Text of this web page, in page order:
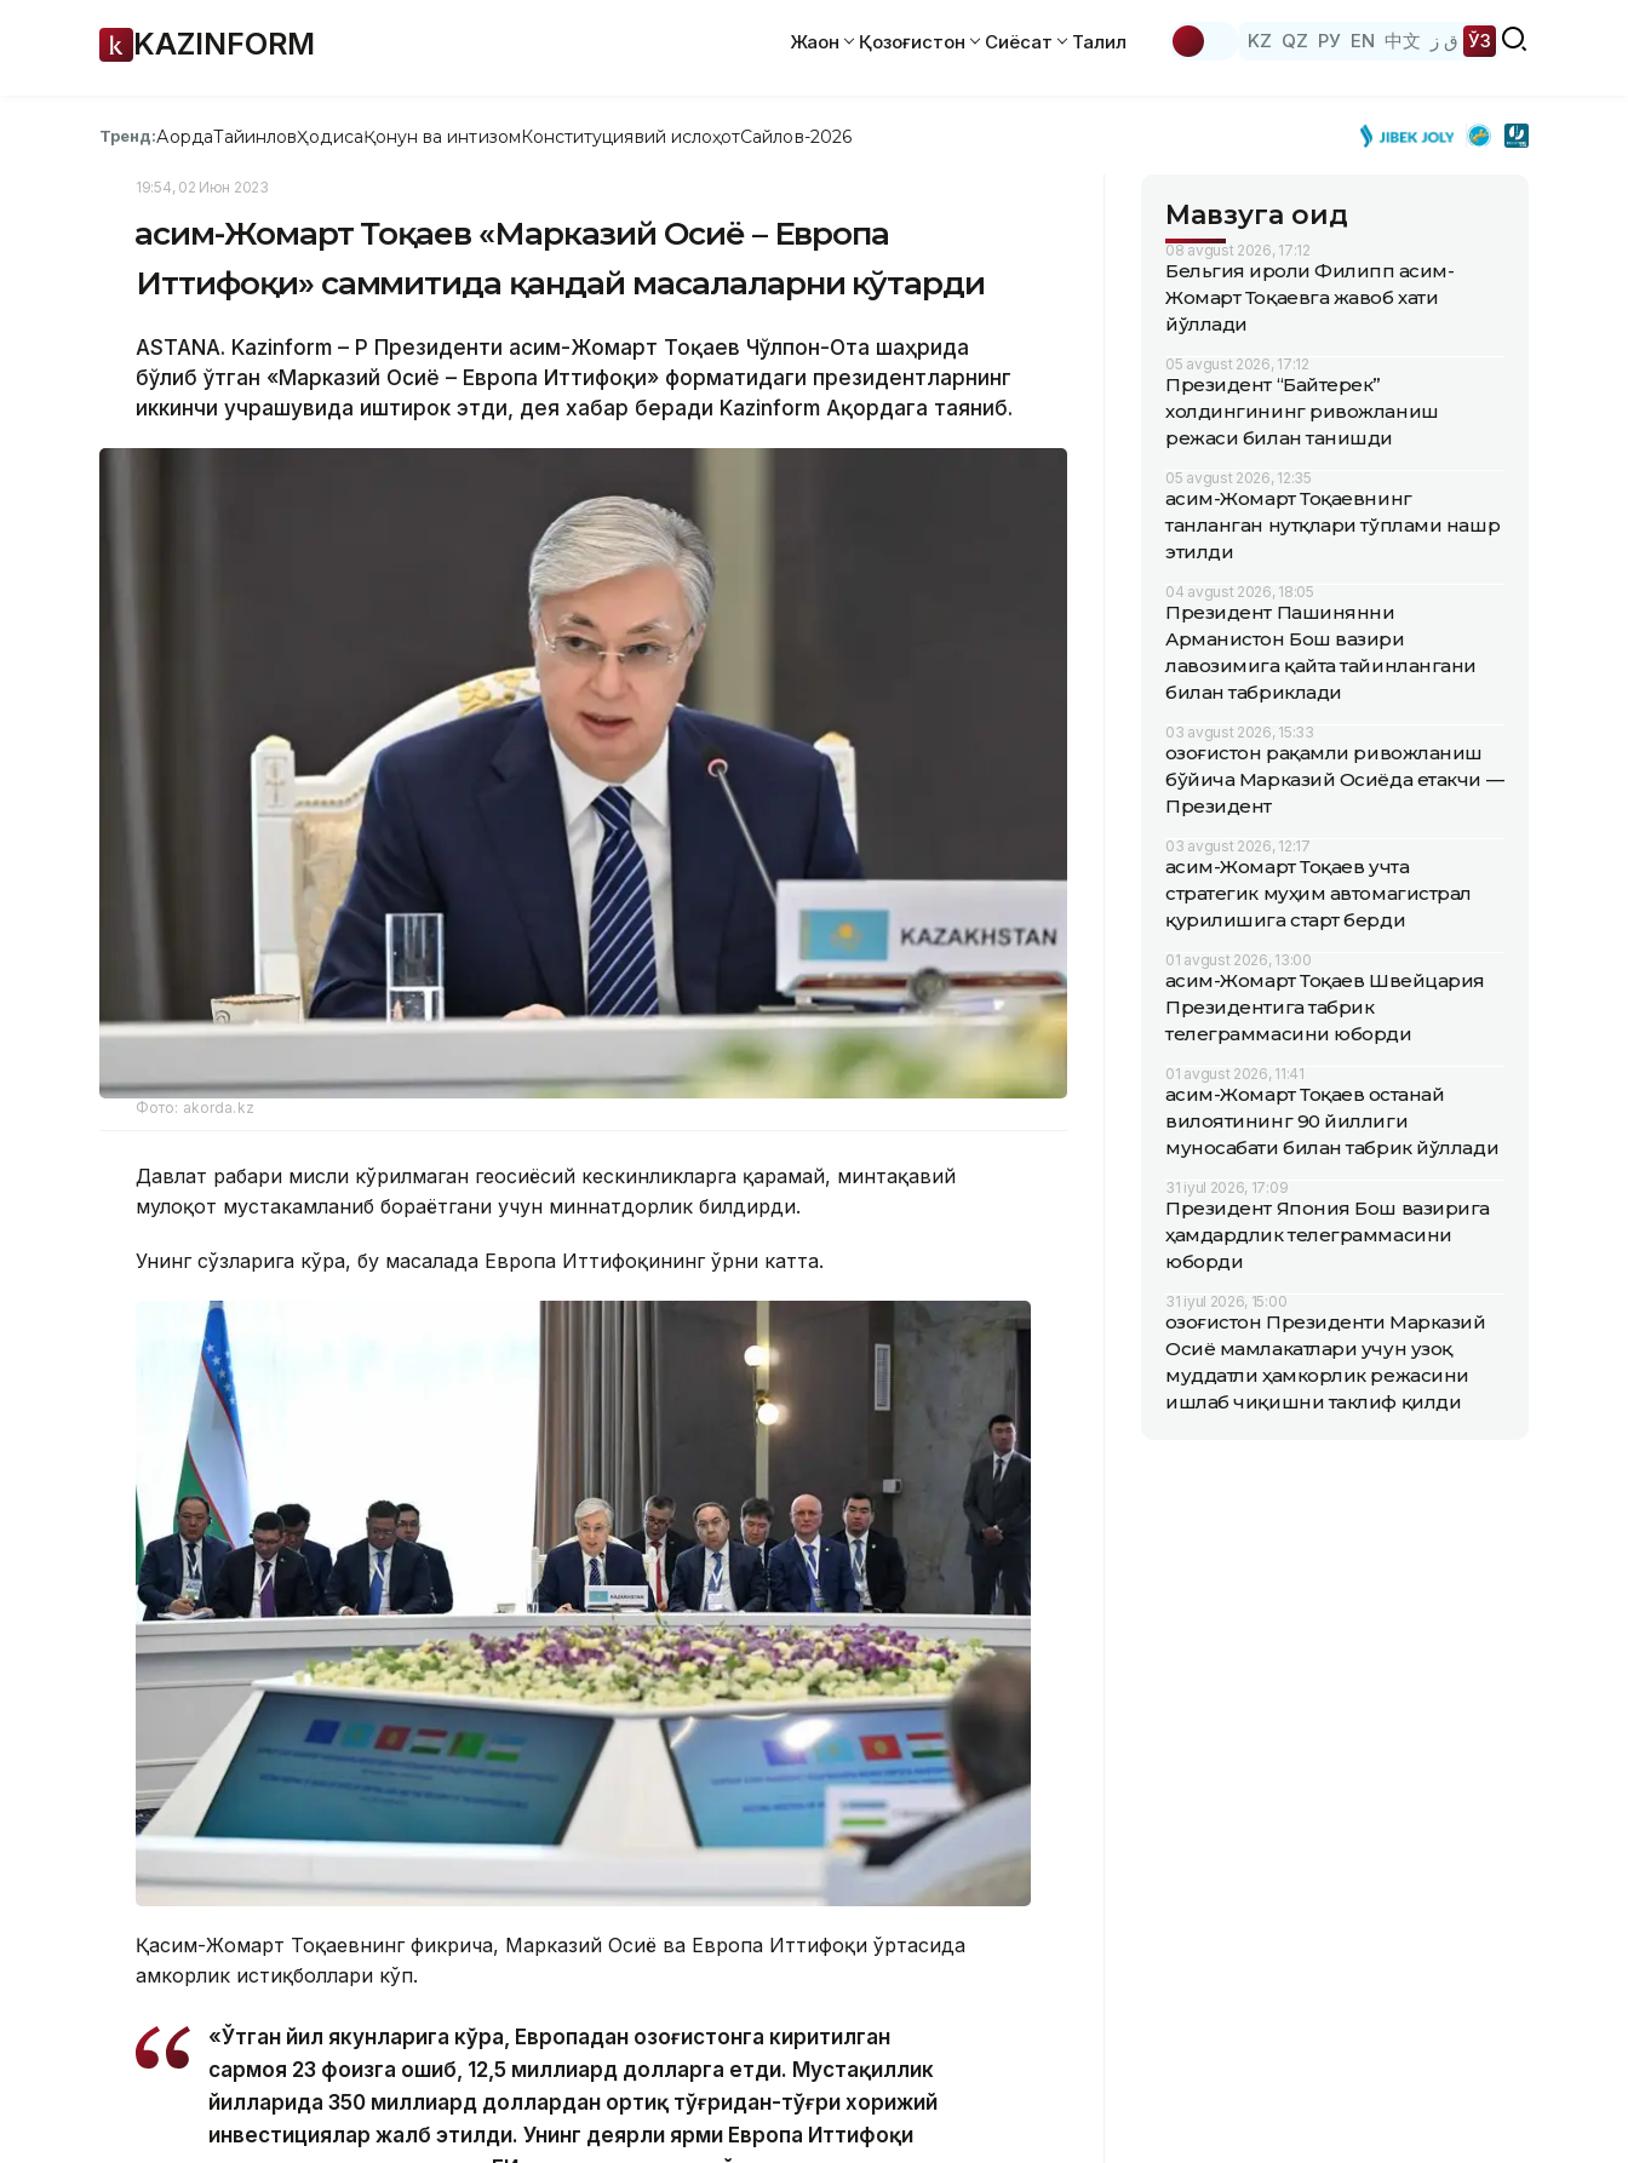
KAZINFORM Жаҳон Қозоғистон Сиёсат Таҳлил KZ QZ РУ EN 中文 ق ز ЎЗ
Тренд:АқордаТайинловҲодисаҚонун ва интизомКонституциявий ислоҳотСайлов-2026
19:54, 02 Июн 2023
Қасим-Жомарт Тоқаев «Марказий Осиё – Европа
Иттифоқи» саммитида қандай масалаларни кўтарди
ASTANA. Kazinform – ҚР Президенти Қасим-Жомарт Тоқаев Чўлпон-Ота шаҳрида
бўлиб ўтган «Марказий Осиё – Европа Иттифоқи» форматидаги президентларнинг
иккинчи учрашувида иштирок этди, дея хабар беради Kazinform Ақордага таяниб.
Фото: akorda.kz
Давлат раҳбари мисли кўрилмаган геосиёсий кескинликларга қарамай, минтақавий
мулоқот мустаҳкамланиб бораётгани учун миннатдорлик билдирди.
Унинг сўзларига кўра, бу масалада Европа Иттифоқининг ўрни катта.
Қасим-Жомарт Тоқаевнинг фикрича, Марказий Осиё ва Европа Иттифоқи ўртасида
ҳамкорлик истиқболлари кўп.
«Ўтган йил якунларига кўра, Европадан Қозоғистонга киритилган
сармоя 23 фоизга ошиб, 12,5 миллиард долларга етди. Мустақиллик
йилларида 350 миллиард доллардан ортиқ тўғридан-тўғри хорижий
инвестициялар жалб этилди. Унинг деярли ярми Европа Иттифоқи
Мавзуга оид
08 avgust 2026, 17:12
Бельгия Қироли Филипп Қасим-
Жомарт Тоқаевга жавоб хати
йўллади
05 avgust 2026, 17:12
Президент “Байтерек”
холдингининг ривожланиш
режаси билан танишди
05 avgust 2026, 12:35
Қасим-Жомарт Тоқаевнинг
танланган нутқлари тўплами нашр
этилди
04 avgust 2026, 18:05
Президент Пашинянни
Арманистон Бош вазири
лавозимига қайта тайинлангани
билан табриклади
03 avgust 2026, 15:33
Қозоғистон рақамли ривожланиш
бўйича Марказий Осиёда етакчи —
Президент
03 avgust 2026, 12:17
Қасим-Жомарт Тоқаев учта
стратегик муҳим автомагистрал
қурилишига старт берди
01 avgust 2026, 13:00
Қасим-Жомарт Тоқаев Швейцария
Президентига табрик
телеграммасини юборди
01 avgust 2026, 11:41
Қасим-Жомарт Тоқаев Қостанай
вилоятининг 90 йиллиги
муносабати билан табрик йўллади
31 iyul 2026, 17:09
Президент Япония Бош вазирига
ҳамдардлик телеграммасини
юборди
31 iyul 2026, 15:00
Қозоғистон Президенти Марказий
Осиё мамлакатлари учун узоқ
муддатли ҳамкорлик режасини
ишлаб чиқишни таклиф қилди